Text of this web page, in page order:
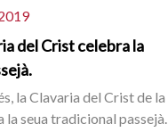
del Crist celebra la
la Clavaria del Crist de la
la seua tradicional passejà.